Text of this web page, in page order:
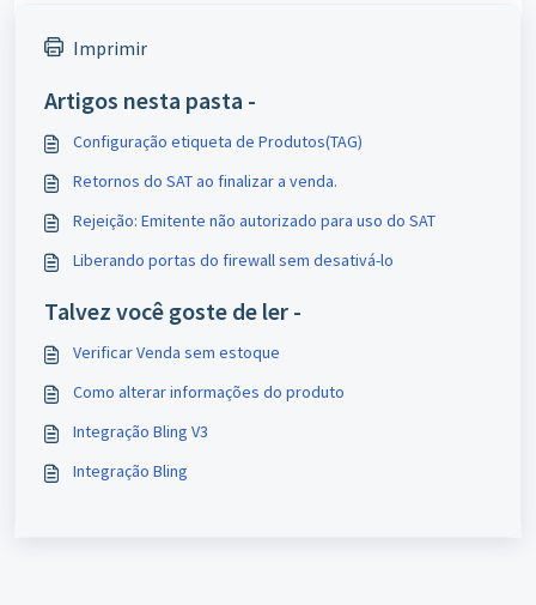
Imprimir
Artigos nesta pasta -
Configuração etiqueta de Produtos(TAG)
Retornos do SAT ao finalizar a venda.
Rejeição: Emitente não autorizado para uso do SAT
Liberando portas do firewall sem desativá-lo
Talvez você goste de ler -
Verificar Venda sem estoque
Como alterar informações do produto
Integração Bling V3
Integração Bling